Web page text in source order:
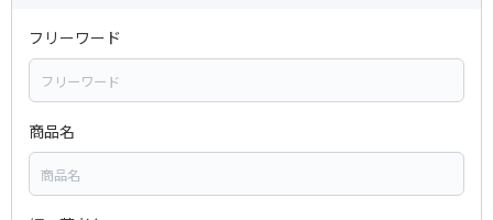
フリーワード
商品名